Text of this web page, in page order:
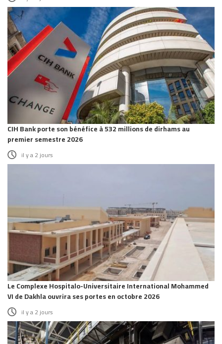
CIH Bank porte son bénéfice à 532 millions de dirhams au
premier semestre 2026
il y a 2 jours
Le Complexe Hospitalo-Universitaire International Mohammed
VI de Dakhla ouvrira ses portes en octobre 2026
il y a 2 jours